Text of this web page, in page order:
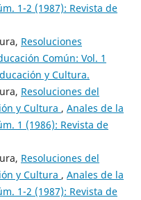
1-2 (1987): Revista de
Resoluciones
Común: Vol. 1
y Cultura.
Resoluciones del
y Cultura , Anales de la
1 (1986): Revista de
Resoluciones del
y Cultura , Anales de la
1-2 (1987): Revista de